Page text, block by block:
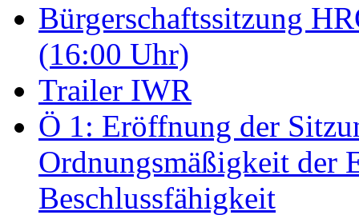
Bürgerschaftssitzung
(16:00 Uhr)
Trailer IWR
Ö 1: Eröffnung der
Ordnungsmäßigkeit der
Beschlussfähigkeit